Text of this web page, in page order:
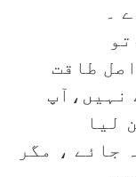
۔
طاقت
نہیں،آپ
لیا
جائے ، مگر